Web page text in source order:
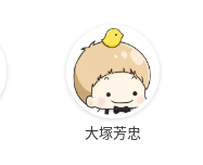
大塚芳忠